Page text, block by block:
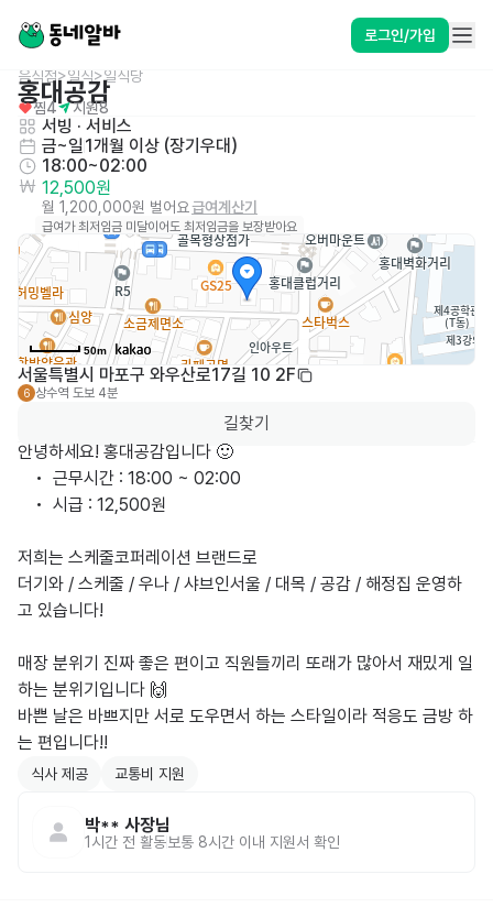
로그인/가입
음식점>일식>일식당
홍대공감
찜4 지원8
서빙 · 서비스
금~일1개월 이상 (장기우대)
18:00~02:00
12,500원
월 1,200,000원 벌어요급여계산기
급여가 최저임금 미달이어도 최저임금을 보장받아요
50m
서울특별시 마포구 와우산로17길 10 2F
6 상수역 도보 4분
길찾기
안녕하세요! 홍대공감입니다 🙂
저희는 스케줄코퍼레이션 브랜드로
더기와 / 스케줄 / 우나 / 샤브인서울 / 대목 / 공감 / 해정집 운영하
고 있습니다!
매장 분위기 진짜 좋은 편이고 직원들끼리 또래가 많아서 재밌게 일
하는 분위기입니다 🙌
바쁜 날은 바쁘지만 서로 도우면서 하는 스타일이라 적응도 금방 하
는 편입니다!!
식사 제공 교통비 지원
박** 사장님
1시간 전 활동보통 8시간 이내 지원서 확인